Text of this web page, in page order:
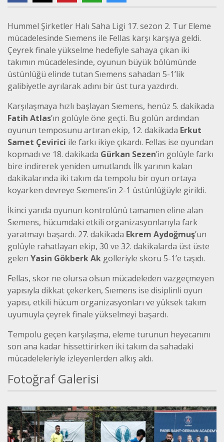
Hummel Şirketler Halı Saha Ligi 17. sezon 2. Tur Eleme
mücadelesinde Sıemens ile Fellas karşı karşıya geldi.
Çeyrek finale yükselme hedefiyle sahaya çıkan iki
takımın mücadelesinde, oyunun büyük bölümünde
üstünlüğü elinde tutan Sıemens sahadan 5-1’lik
galibiyetle ayrılarak adını bir üst tura yazdırdı.
Karşılaşmaya hızlı başlayan Sıemens, henüz 5. dakikada
Fatih Atlas’ın golüyle öne geçti. Bu golün ardından
oyunun temposunu artıran ekip, 12. dakikada Erkut
Samet Çevirici ile farkı ikiye çıkardı. Fellas ise oyundan
kopmadı ve 18. dakikada Gürkan Sezen’in golüyle farkı
bire indirerek yeniden umutlandı. İlk yarının kalan
dakikalarında iki takım da tempolu bir oyun ortaya
koyarken devreye Sıemens’in 2-1 üstünlüğüyle girildi.
İkinci yarıda oyunun kontrolünü tamamen eline alan
Sıemens, hücumdaki etkili organizasyonlarıyla fark
yaratmayı başardı. 27. dakikada Ekrem Aydoğmuş’un
golüyle rahatlayan ekip, 30 ve 32. dakikalarda üst üste
gelen Yasin Gökberk Ak golleriyle skoru 5-1’e taşıdı.
Fellas, skor ne olursa olsun mücadeleden vazgeçmeyen
yapısıyla dikkat çekerken, Sıemens ise disiplinli oyun
yapısı, etkili hücum organizasyonları ve yüksek takım
uyumuyla çeyrek finale yükselmeyi başardı.
Tempolu geçen karşılaşma, eleme turunun heyecanını
son ana kadar hissettirirken iki takım da sahadaki
mücadeleleriyle izleyenlerden alkış aldı.
Fotoğraf Galerisi